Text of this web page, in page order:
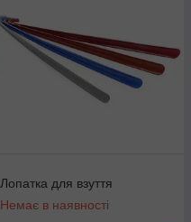
Лопатка для взуття
Немає в наявності